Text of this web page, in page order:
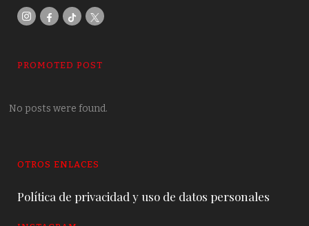
PROMOTED POST
No posts were found.
OTROS ENLACES
Política de privacidad y uso de datos personales